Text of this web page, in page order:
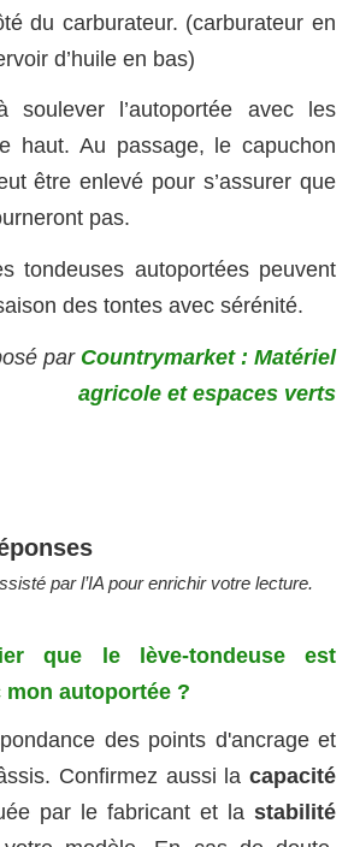
du carburateur. (carburateur en
d’huile en bas)
soulever l’autoportée avec les
haut. Au passage, le capuchon
être enlevé pour s’assurer que
pas.
tondeuses autoportées peuvent
des tontes avec sérénité.
par Countrymarket : Matériel
agricole et espaces verts
par l’IA pour enrichir votre lecture.
que le lève-tondeuse est
autoportée ?
des points d'ancrage et
Confirmez aussi la capacité
par le fabricant et la stabilité